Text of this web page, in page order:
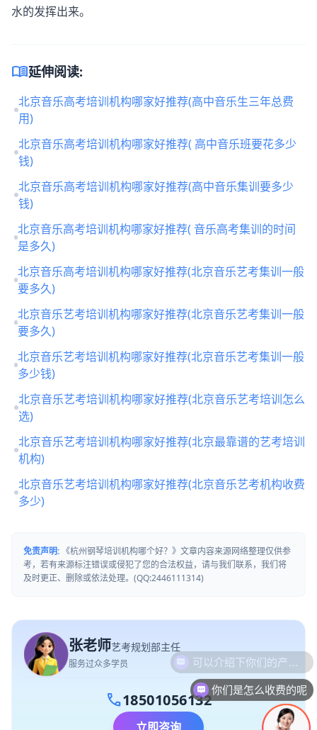
水的发挥出来。
menu_book延伸阅读:
北京音乐高考培训机构哪家好推荐(高中音乐生三年总费
用)
北京音乐高考培训机构哪家好推荐( 高中音乐班要花多少
钱)
北京音乐高考培训机构哪家好推荐(高中音乐集训要多少
钱)
北京音乐高考培训机构哪家好推荐( 音乐高考集训的时间
是多久)
北京音乐高考培训机构哪家好推荐(北京音乐艺考集训一般
要多久)
北京音乐艺考培训机构哪家好推荐(北京音乐艺考集训一般
要多久)
北京音乐艺考培训机构哪家好推荐(北京音乐艺考集训一般
多少钱)
北京音乐艺考培训机构哪家好推荐(北京音乐艺考培训怎么
选)
北京音乐艺考培训机构哪家好推荐(北京最靠谱的艺考培训
机构)
北京音乐艺考培训机构哪家好推荐(北京音乐艺考机构收费
多少)
免责声明: 《杭州钢琴培训机构哪个好？》文章内容来源网络整理仅供参
考，若有来源标注错误或侵犯了您的合法权益，请与我们联系，我们将
及时更正、删除或依法处理。(QQ:2446111314)
张老师艺考规划部主任
服务过众多学员
call18501056132
你们是怎么收费的呢